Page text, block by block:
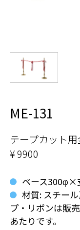
ME-131
テープカット
¥ 9900
ベース
材質: スチー
プ・リボンは販
あたりです。